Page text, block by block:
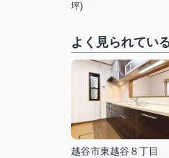
坪)
よく見られてい
越谷市東越谷８丁目